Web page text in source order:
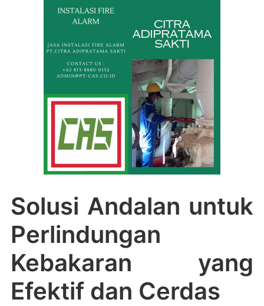
Solusi Andalan untuk
Perlindungan
Kebakaran yang
Efektif dan Cerdas